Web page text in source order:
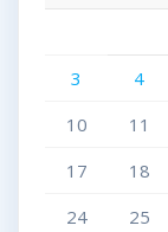
3
4
10
11
17
18
24
25